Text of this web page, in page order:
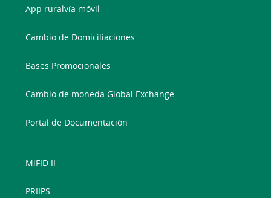
App ruralvía móvil
Cambio de Domiciliaciones
Bases Promocionales
Cambio de moneda Global Exchange
Portal de Documentación
MiFID II
PRIIPS